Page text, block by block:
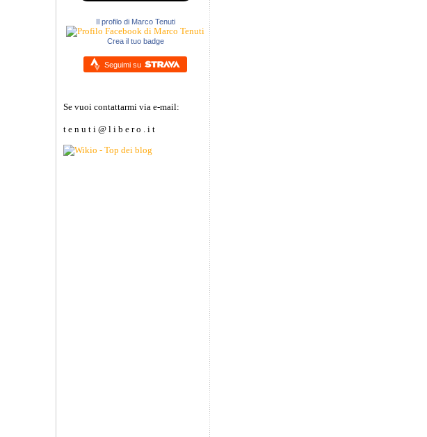
Il profilo di Marco Tenuti
Crea il tuo badge
Seguimi su
Se vuoi contattarmi via e-mail:
t e n u t i @ l i b e r o . i t